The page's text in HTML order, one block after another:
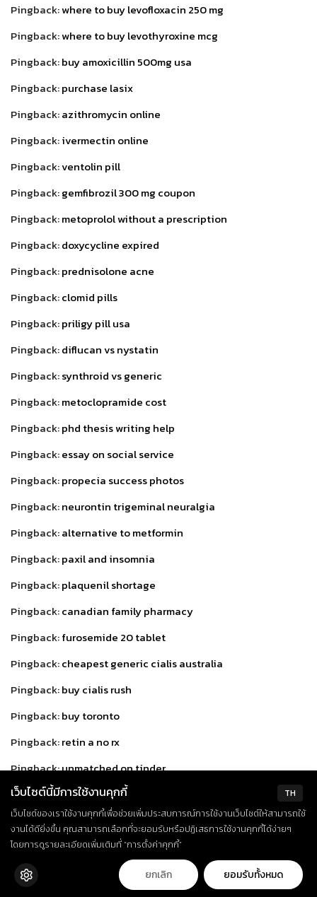
Pingback:where to buy levofloxacin 250 mg
Pingback:where to buy levothyroxine mcg
Pingback:buy amoxicillin 500mg usa
Pingback:purchase lasix
Pingback:azithromycin online
Pingback:ivermectin online
Pingback:ventolin pill
Pingback:gemfibrozil 300 mg coupon
Pingback:metoprolol without a prescription
Pingback:doxycycline expired
Pingback:prednisolone acne
Pingback:clomid pills
Pingback:priligy pill usa
Pingback:diflucan vs nystatin
Pingback:synthroid vs generic
Pingback:metoclopramide cost
Pingback:phd thesis writing help
Pingback:essay on social service
Pingback:propecia success photos
Pingback:neurontin trigeminal neuralgia
Pingback:alternative to metformin
Pingback:paxil and insomnia
Pingback:plaquenil shortage
Pingback:canadian family pharmacy
Pingback:furosemide 20 tablet
Pingback:cheapest generic cialis australia
Pingback:buy cialis rush
Pingback:buy toronto
Pingback:retin a no rx
Pingback:unmatched on tinder
Pingback:country dating sites free
Pingback: does generic viagra work
Pingback:prilosec usage
Pingback:
pregabalin cost
TH
เว็บไซต์นี้มีการใช้งานคุกกี้
เว็บไซต์ของเราใช้งานคุกกี้เพื่อช่วยเพิ่มประสบการณ์การใช้งานเว็บไซต์ให้สามารถใช้
งานได้ดียิ่งขึ้น คุณสามารถเลือกที่จะยอมรับหรือปฏิเสธการใช้งานคุกกี้ได้ง่ายๆ
โดยการดูรายละเอียดเพิ่มเติมที่ “การตั้งค่าคุกกี้”
ยกเลิก ยอมรับทั้งหมด